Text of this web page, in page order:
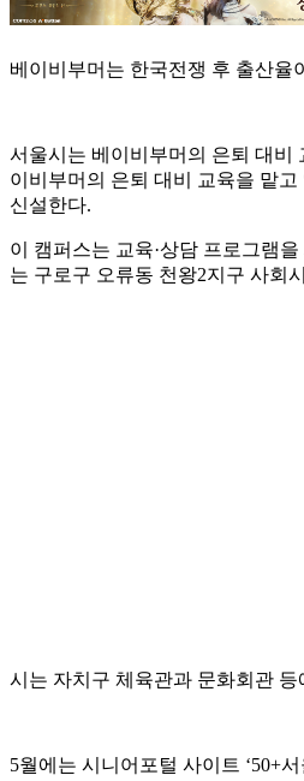
베이비부머는 한국전쟁 후 출산율
서울시는 베이비부머의 은퇴 대비
이비부머의 은퇴 대비 교육을 맡
신설한다.
이 캠퍼스는 교육·상담 프로그램
는 구로구 오류동 천왕2지구 사회
시는 자치구 체육관과 문화회관
5월에는 시니어포털 사이트 ‘50+